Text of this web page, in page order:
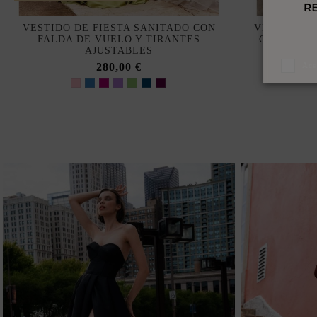
VESTIDO DE FIESTA SANITADO CON
FALDA DE VUELO Y TIRANTES
AJUSTABLES
280,00 €
VESTIDO
CON